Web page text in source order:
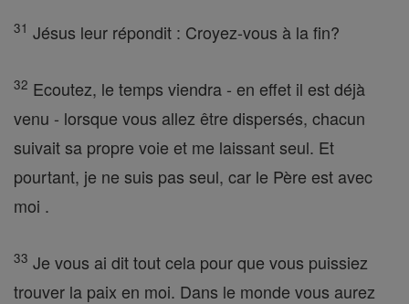
31 Jésus leur répondit : Croyez-vous à la fin?
32 Ecoutez, le temps viendra - en effet il est déjà
venu - lorsque vous allez être dispersés, chacun
suivait sa propre voie et me laissant seul. Et
pourtant, je ne suis pas seul, car le Père est avec
moi .
33 Je vous ai dit tout cela pour que vous puissiez
trouver la paix en moi. Dans le monde vous aurez